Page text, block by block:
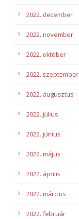
2022. december
2022. november
2022. október
2022. szeptember
2022. augusztus
2022. július
2022. június
2022. május
2022. április
2022. március
2022. február